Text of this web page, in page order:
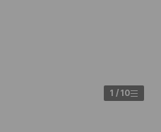
으로 판단하기 어렵습니다. 보험 포
취소 수수료를 함께 확인해야 실제
1 / 10